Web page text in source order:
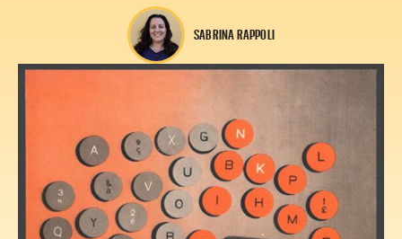
SABRINA RAPPOLI